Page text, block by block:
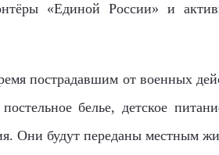
«Единой России» и
пострадавшим от военных
белье,детское
Они будут переданы местным